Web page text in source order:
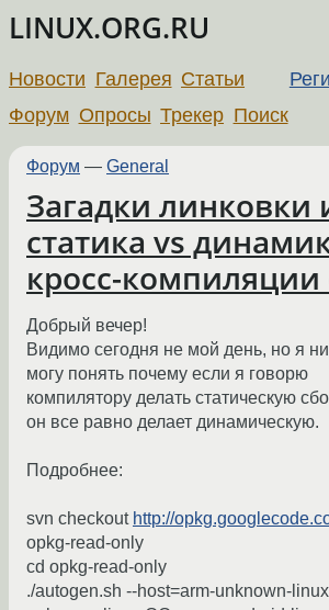
LINUX.ORG.RU
Новости Галерея Статьи
Форум Опросы Трекер Поиск
Форум — General
Загадки линковки
статика vs
кросс-компиляции
Добрый вечер!
Видимо сегодня не мой день, но я
могу понять почему если я говорю
компилятору делать статическую
он все равно делает динамическую.
Подробнее:
svn checkout http://
opkg-read-only
cd opkg-read-only
./autogen.sh --host=arm-unknown-